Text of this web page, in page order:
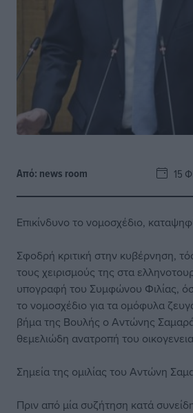
Από: news room 15
Επικίνδυνο το νομοσχέδιο,
Σφοδρή κριτική στην κυβέρνηση,
τους χειρισμούς της στα
υπογραφή του Συμφώνου Φιλίας,
το νομοσχέδιο για τα ομόφυλα
βήμα της Βουλής ο Αντώνης
θεμελιώδη ανατροπή του
Σημεία της ομιλίας του Αντώνη
Πριν από μία συζήτηση κατά